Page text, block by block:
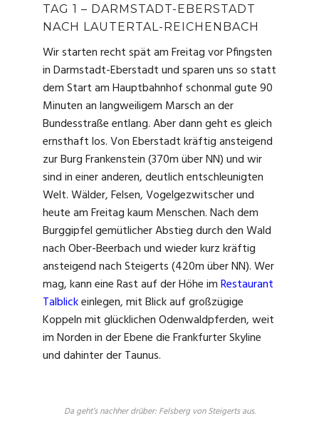
TAG 1 – DARMSTADT-EBERSTADT
NACH LAUTERTAL-REICHENBACH
Wir starten recht spät am Freitag vor Pfingsten
in Darmstadt-Eberstadt und sparen uns so statt
dem Start am Hauptbahnhof schonmal gute 90
Minuten an langweiligem Marsch an der
Bundesstraße entlang. Aber dann geht es gleich
ernsthaft los. Von Eberstadt kräftig ansteigend
zur Burg Frankenstein (370m über NN) und wir
sind in einer anderen, deutlich entschleunigten
Welt. Wälder, Felsen, Vogelgezwitscher und
heute am Freitag kaum Menschen. Nach dem
Burggipfel gemütlicher Abstieg durch den Wald
nach Ober-Beerbach und wieder kurz kräftig
ansteigend nach Steigerts (420m über NN). Wer
mag, kann eine Rast auf der Höhe imRestaurant
Talblickeinlegen, mit Blick auf großzügige
Koppeln mit glücklichen Odenwaldpferden, weit
im Norden in der Ebene die Frankfurter Skyline
und dahinter der Taunus.
Da geht’s nachher drüber: Felsberg von Steigerts aus.